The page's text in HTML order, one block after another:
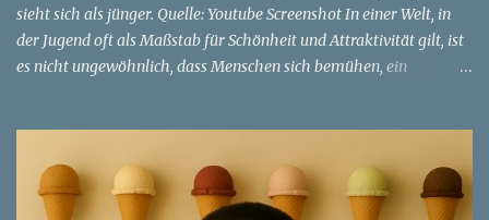
sieht sich als jünger. Quelle: Youtube Screenshot In einer Welt, in
der Jugend oft als Maßstab für Schönheit und Attraktivität gilt, ist
es nicht ungewöhnlich, dass Menschen sich bemühen, ein
faszinierendes Beispiel für diese Diskrepanz ist die Geschichte
einer 51-jährigen Frau, deren Überzeugung von ihrem Aussehen